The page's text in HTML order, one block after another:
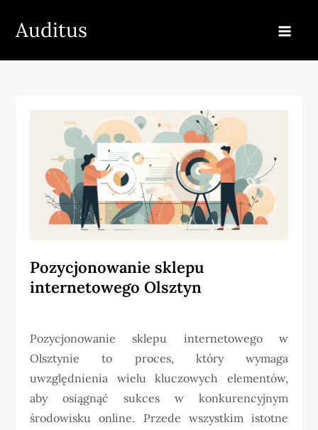
Auditus
Pozycjonowanie sklepu
internetowego Olsztyn
Pozycjonowanie sklepu internetowego w
Olsztynie to proces, który wymaga
uwzględnienia wielu kluczowych elementów,
aby osiągnąć sukces w konkurencyjnym
środowisku online. Przede wszystkim istotne